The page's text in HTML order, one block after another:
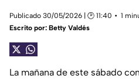
Publicado 30/05/2026 | 🕑 11:40
1
Escrito por: Betty Valdés
La mañana de este sábado